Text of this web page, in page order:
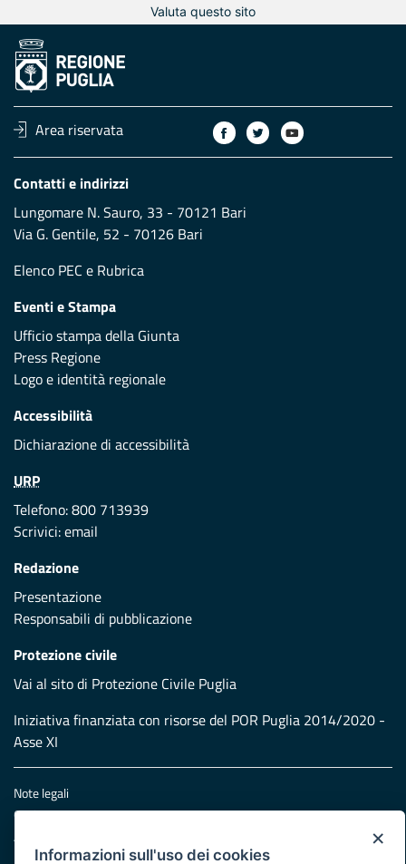
Valuta questo sito
Area riservata
Contatti e indirizzi
Lungomare N. Sauro, 33 - 70121 Bari
Via G. Gentile, 52 - 70126 Bari
Elenco PEC e Rubrica
Eventi e Stampa
Ufficio stampa della Giunta
Press Regione
Logo e identità regionale
Accessibilità
Dichiarazione di accessibilità
URP
Telefono: 800 713939
Scrivici:email
Redazione
Presentazione
Responsabili di pubblicazione
Protezione civile
Vai al sito di Protezione Civile Puglia
Iniziativa finanziata con risorse del POR Puglia 2014/2020 -
Asse XI
Note legali
Cookie e privacy
Atti di notifica
Feed RSS
×
Informazioni sull'uso dei cookies